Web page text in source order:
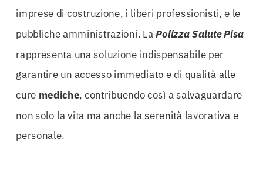
imprese di costruzione, i liberi professionisti, e le
pubbliche amministrazioni. LaPolizza Salute Pisa
rappresenta una soluzione indispensabile per
garantire un accesso immediato e di qualità alle
cure mediche, contribuendo così a salvaguardare
non solo la vita ma anche la serenità lavorativa e
personale.